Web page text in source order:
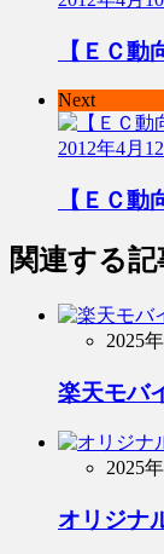
【ＥＣ
Next
2012年4月
【ＥＣ
関連する記
2025
楽天モバ
2025
オリジナ